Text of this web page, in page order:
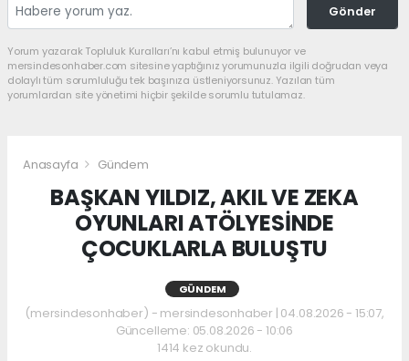
Gönder
Yorum yazarak Topluluk Kuralları’nı kabul etmiş bulunuyor ve
mersindesonhaber.com sitesine yaptığınız yorumunuzla ilgili doğrudan veya
dolaylı tüm sorumluluğu tek başınıza üstleniyorsunuz. Yazılan tüm
yorumlardan site yönetimi hiçbir şekilde sorumlu tutulamaz.
Anasayfa Gündem
BAŞKAN YILDIZ, AKIL VE ZEKA
OYUNLARI ATÖLYESİNDE
ÇOCUKLARLA BULUŞTU
GÜNDEM
(mersindesonhaber) - mersindesonhaber | 04.08.2026 - 15:07,
Güncelleme: 05.08.2026 - 10:06
1414 kez okundu.